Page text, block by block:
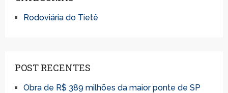
Rodoviária do Tietê
POST RECENTES
Obra de R$ 389 milhões da maior ponte de SP